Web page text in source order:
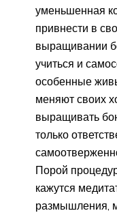
уменьшенная
привнести в
выращивании
учиться и
особенные
меняют своих
выращивать
только
Порой
кажутся
размышления,